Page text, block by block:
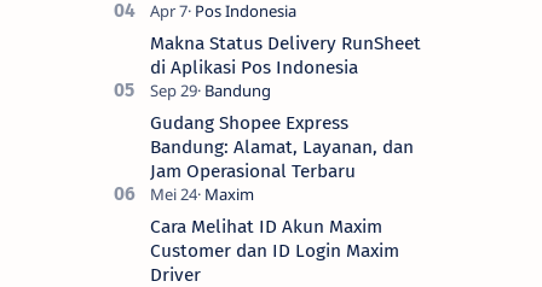
Makna Status Delivery RunSheet
di Aplikasi Pos Indonesia
Gudang Shopee Express
Bandung: Alamat, Layanan, dan
Jam Operasional Terbaru
Cara Melihat ID Akun Maxim
Customer dan ID Login Maxim
Driver